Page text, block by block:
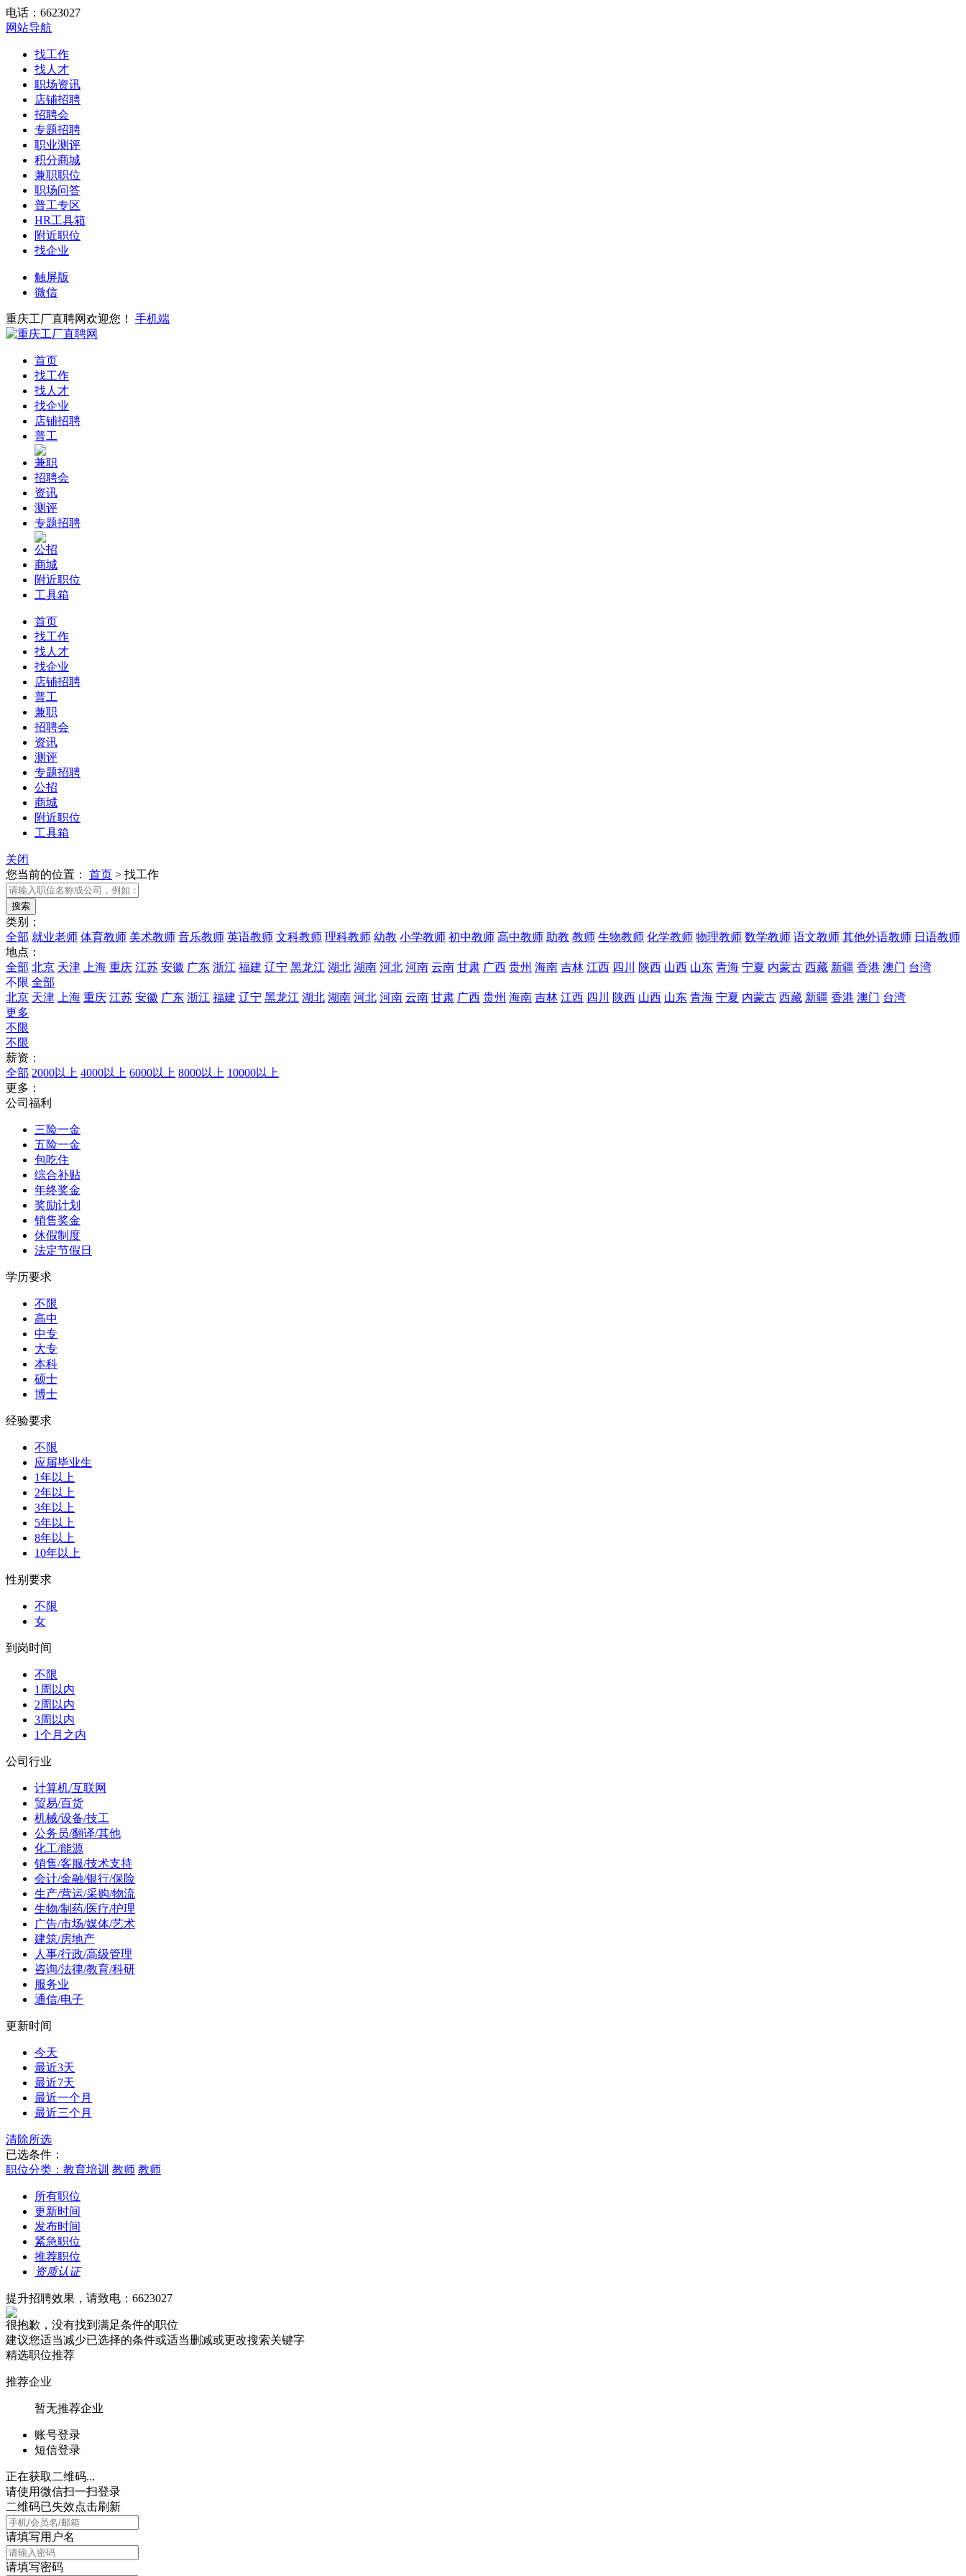
电话：6623027
网站导航
找工作
找人才
职场资讯
店铺招聘
招聘会
专题招聘
职业测评
积分商城
兼职职位
职场问答
普工专区
HR工具箱
附近职位
找企业
触屏版
微信
重庆工厂直聘网欢迎您！ 手机端
首页
找工作
找人才
找企业
店铺招聘
普工
兼职
招聘会
资讯
测评
专题招聘
公招
商城
附近职位
工具箱
首页
找工作
找人才
找企业
店铺招聘
普工
兼职
招聘会
资讯
测评
专题招聘
公招
商城
附近职位
工具箱
关闭
您当前的位置： 首页 > 找工作
类别：
全部 就业老师 体育教师 美术教师 音乐教师 英语教师 文科教师 理科教师 幼教 小学教师 初中教师 高中教师 助教 教师 生物教师 化学教师 物理教师 数学教师 语文教师 其他外语教师 日语教师
地点：
全部 北京 天津 上海 重庆 江苏 安徽 广东 浙江 福建 辽宁 黑龙江 湖北 湖南 河北 河南 云南 甘肃 广西 贵州 海南 吉林 江西 四川 陕西 山西 山东 青海 宁夏 内蒙古 西藏 新疆 香港 澳门 台湾
不限 全部
北京 天津 上海 重庆 江苏 安徽 广东 浙江 福建 辽宁 黑龙江 湖北 湖南 河北 河南 云南 甘肃 广西 贵州 海南 吉林 江西 四川 陕西 山西 山东 青海 宁夏 内蒙古 西藏 新疆 香港 澳门 台湾
更多
不限
不限
薪资：
全部 2000以上 4000以上 6000以上 8000以上 10000以上
更多：
公司福利
三险一金
五险一金
包吃住
综合补贴
年终奖金
奖励计划
销售奖金
休假制度
法定节假日
学历要求
不限
高中
中专
大专
本科
硕士
博士
经验要求
不限
应届毕业生
1年以上
2年以上
3年以上
5年以上
8年以上
10年以上
性别要求
不限
女
到岗时间
不限
1周以内
2周以内
3周以内
1个月之内
公司行业
计算机/互联网
贸易/百货
机械/设备/技工
公务员/翻译/其他
化工/能源
销售/客服/技术支持
会计/金融/银行/保险
生产/营运/采购/物流
生物/制药/医疗/护理
广告/市场/媒体/艺术
建筑/房地产
人事/行政/高级管理
咨询/法律/教育/科研
服务业
通信/电子
更新时间
今天
最近3天
最近7天
最近一个月
最近三个月
清除所选
已选条件：
职位分类：教育培训 教师 教师
所有职位
更新时间
发布时间
紧急职位
推荐职位
资质认证
提升招聘效果，请致电：6623027
很抱歉，没有找到满足条件的职位
建议您适当减少已选择的条件或适当删减或更改搜索关键字
精选职位推荐
推荐企业
暂无推荐企业
账号登录
短信登录
正在获取二维码...
请使用微信扫一扫登录
二维码已失效点击刷新
请填写用户名
请填写密码